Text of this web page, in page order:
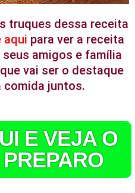
truques dessa receita
aqui para ver a receita
amigos e família
vai ser o destaque
comida juntos.
E VEJA O